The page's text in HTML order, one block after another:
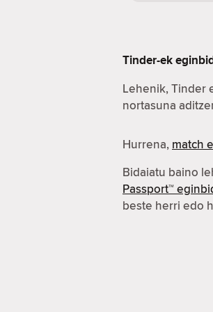
Tinder-ek
Lehenik, Tinder
nortasuna
Hurrena, match
Bidaiatu baino
Passport™
beste herri edo